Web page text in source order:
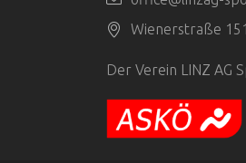
Wienerstraße
Der Verein LINZ AG